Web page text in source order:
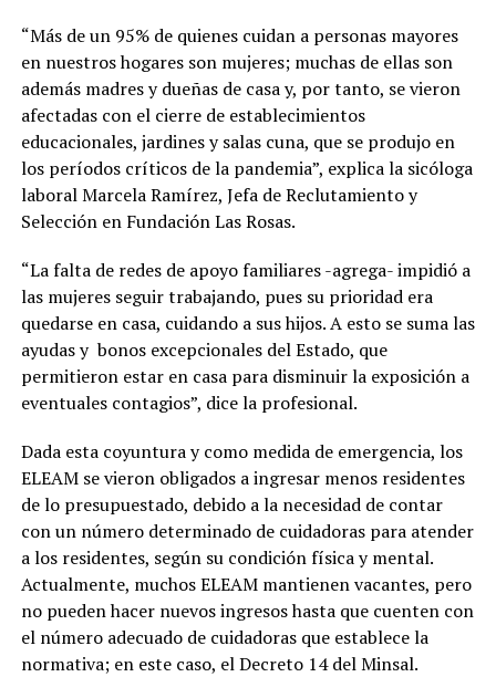
“Más de un 95% de quienes cuidan a personas mayores
en nuestros hogares son mujeres; muchas de ellas son
además madres y dueñas de casa y, por tanto, se vieron
afectadas con el cierre de establecimientos
educacionales, jardines y salas cuna, que se produjo en
los períodos críticos de la pandemia”, explica la sicóloga
laboral Marcela Ramírez, Jefa de Reclutamiento y
Selección en Fundación Las Rosas.
“La falta de redes de apoyo familiares -agrega- impidió a
las mujeres seguir trabajando, pues su prioridad era
quedarse en casa, cuidando a sus hijos. A esto se suma las
ayudas y bonos excepcionales del Estado, que
permitieron estar en casa para disminuir la exposición a
eventuales contagios”, dice la profesional.
Dada esta coyuntura y como medida de emergencia, los
ELEAM se vieron obligados a ingresar menos residentes
de lo presupuestado, debido a la necesidad de contar
con un número determinado de cuidadoras para atender
a los residentes, según su condición física y mental.
Actualmente, muchos ELEAM mantienen vacantes, pero
no pueden hacer nuevos ingresos hasta que cuenten con
el número adecuado de cuidadoras que establece la
normativa; en este caso, el Decreto 14 del Minsal.